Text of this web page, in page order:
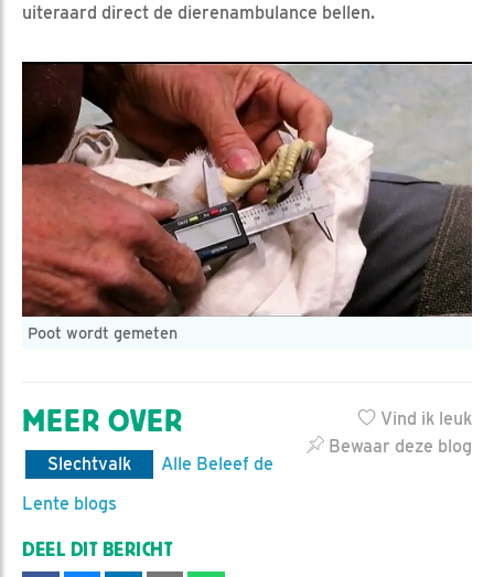
uiteraard direct de dierenambulance bellen.
Poot wordt gemeten
Vind ik leuk
Bewaar deze blog
MEER OVER
Slechtvalk
Alle Beleef de
Lente blogs
DEEL DIT BERICHT